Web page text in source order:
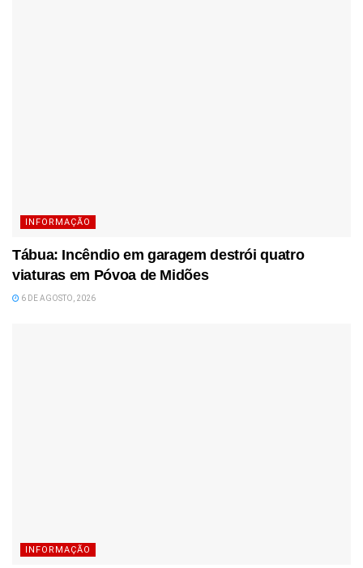
INFORMAÇÃO
Tábua: Incêndio em garagem destrói quatro
viaturas em Póvoa de Midões
6 DE AGOSTO, 2026
INFORMAÇÃO